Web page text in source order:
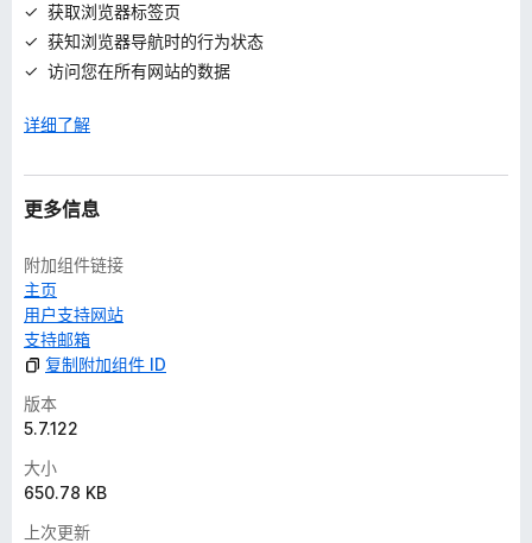
获取浏览器标签页
获知浏览器导航时的行为状态
访问您在所有网站的数据
详细了解
更多信息
附加组件链接
主页
用户支持网站
支持邮箱
复制附加组件 ID
版本
5.7.122
大小
650.78 KB
上次更新